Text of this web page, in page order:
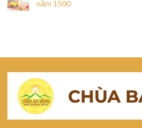
năm 1500